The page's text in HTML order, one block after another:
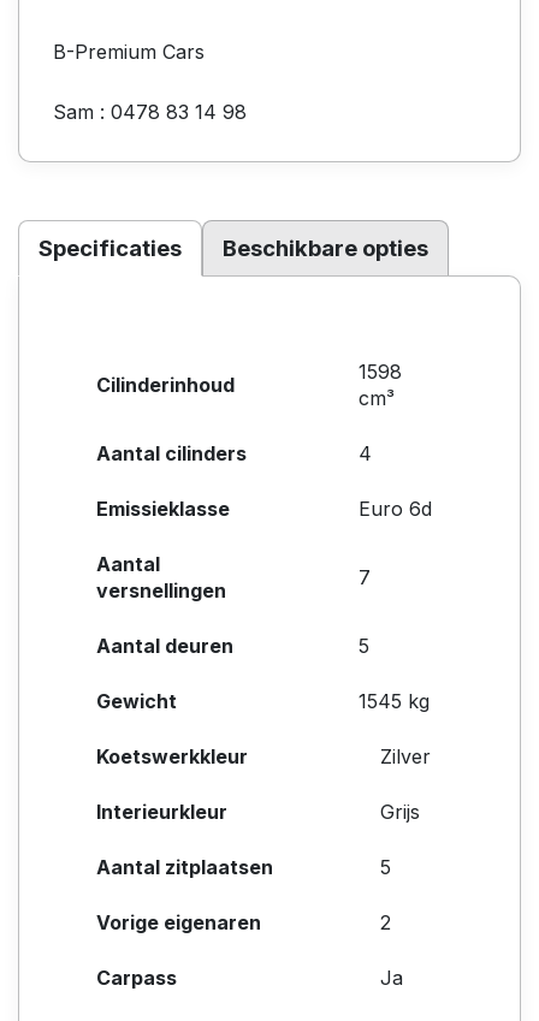
B-Premium Cars
Sam : 0478 83 14 98
Specificaties Beschikbare opties
Cilinderinhoud
1598
cm³
Aantal cilinders 4
Emissieklasse Euro 6d
Aantal
versnellingen
7
Aantal deuren 5
Gewicht 1545 kg
Koetswerkkleur Zilver
Interieurkleur Grijs
Aantal zitplaatsen 5
Vorige eigenaren 2
Carpass Ja